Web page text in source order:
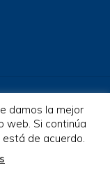
damos la mejor
web. Si continúa
de acuerdo.